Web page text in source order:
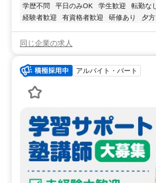
学歴不問
平日のみOK 学生歓迎 転勤なし
経験者歓迎
有資格者歓迎 研修あり 夕方
同じ企業の求人
アルバイト・パート